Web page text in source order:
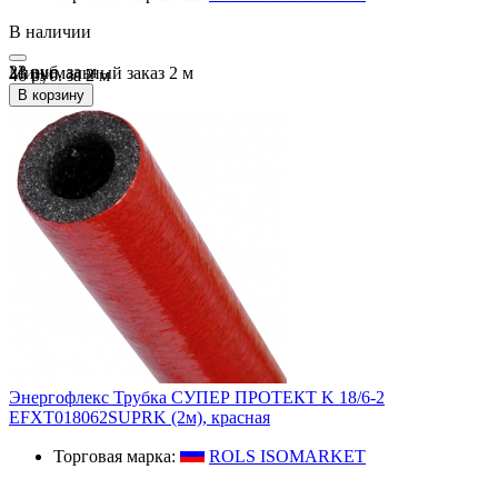
В наличии
23 руб.зам
46 руб. за 2 м
Минимальный заказ 2 м
В корзину
Энергофлекс Трубка СУПЕР ПРОТЕКТ K 18/6-2
EFXT018062SUPRK (2м), красная
Торговая марка:
ROLS ISOMARKET